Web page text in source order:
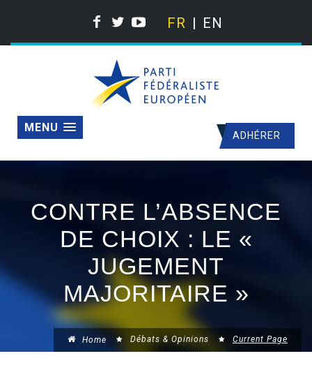
FR EN
ADHÉRER
MENU
CONTRE L’ABSENCE
DE CHOIX : LE «
JUGEMENT
MAJORITAIRE »
Home Débats & Opinions Current Page